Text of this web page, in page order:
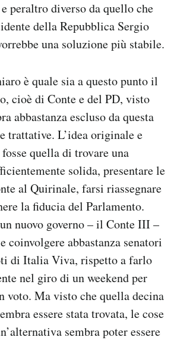
peraltro diverso da quello che
della Repubblica Sergio
una soluzione più stabile.
è quale sia a questo punto il
cioè di Conte e del PD, visto
abbastanza escluso da questa
trattative. L’idea originale e
quella di trovare una
solida, presentare le
al Quirinale, farsi riassegnare
la fiducia del Parlamento.
nuovo governo – il Conte III –
coinvolgere abbastanza senatori
di Italia Viva, rispetto a farlo
nel giro di un weekend per
voto. Ma visto che quella decina
essere stata trovata, le cose
sembra poter essere